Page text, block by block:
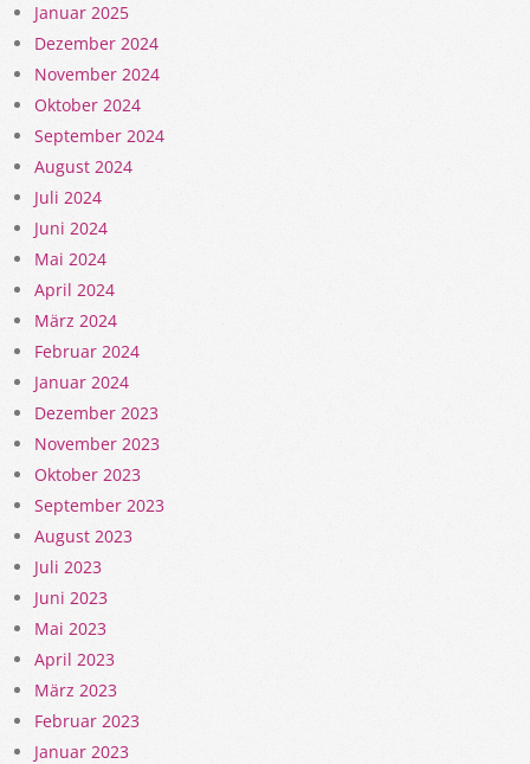
Januar 2025
Dezember 2024
November 2024
Oktober 2024
September 2024
August 2024
Juli 2024
Juni 2024
Mai 2024
April 2024
März 2024
Februar 2024
Januar 2024
Dezember 2023
November 2023
Oktober 2023
September 2023
August 2023
Juli 2023
Juni 2023
Mai 2023
April 2023
März 2023
Februar 2023
Januar 2023